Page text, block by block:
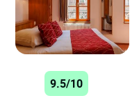
9.5/10